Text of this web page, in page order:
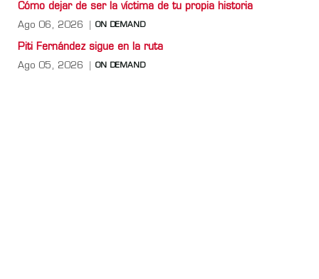
Cómo dejar de ser la víctima de tu propia historia
Ago 06, 2026 ON DEMAND
Piti Fernández sigue en la ruta
Ago 05, 2026 ON DEMAND